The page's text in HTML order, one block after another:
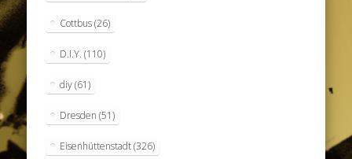
Cottbus(26)
D.I.Y. (110)
diy(61)
Dresden (51)
Eisenhüttenstadt(326)